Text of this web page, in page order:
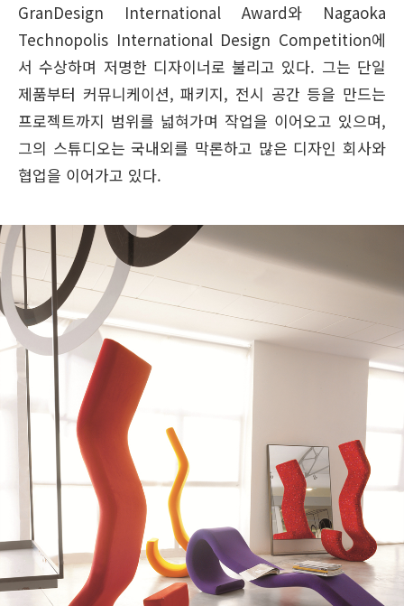
GranDesign International Award와 Nagaoka
Technopolis International Design Competition에
서 수상하며 저명한 디자이너로 불리고 있다. 그는 단일
제품부터 커뮤니케이션, 패키지, 전시 공간 등을 만드는
프로젝트까지 범위를 넓혀가며 작업을 이어오고 있으며,
그의 스튜디오는 국내외를 막론하고 많은 디자인 회사와
협업을 이어가고 있다.